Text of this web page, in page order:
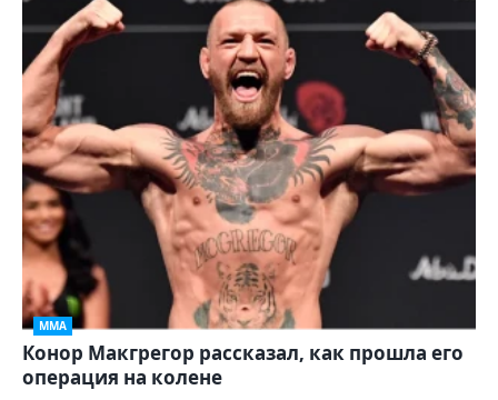
ММА
Конор Макгрегор рассказал, как прошла его
операция на колене